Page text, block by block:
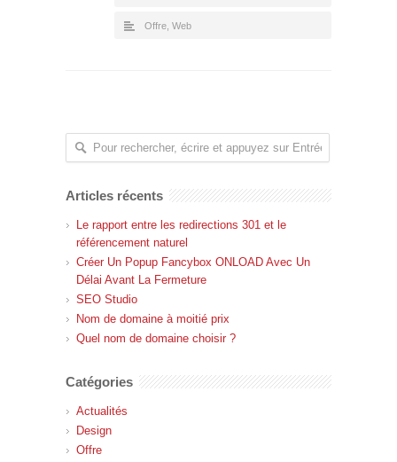
Offre Web
Articles récents
Le rapport entre les redirections 301 et le
référencement naturel
Créer Un Popup Fancybox ONLOAD Avec Un
Délai Avant La Fermeture
SEO Studio
Nom de domaine à moitié prix
Quel nom de domaine choisir ?
Catégories
Actualités
Design
Offre